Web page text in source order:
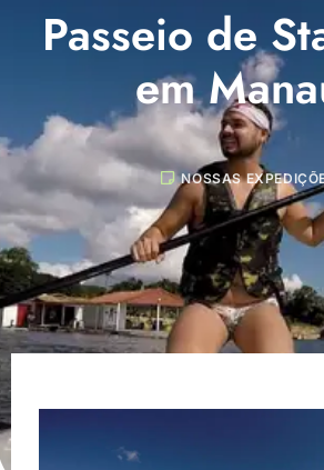
Passeio de
em
NOSSAS